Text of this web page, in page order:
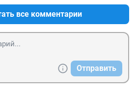
все комментарии
Отправить